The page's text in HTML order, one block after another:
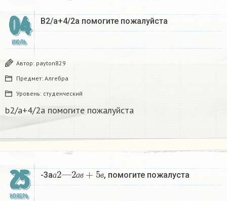
04
ИЮЛЬ
B2/a+4/2a помогите пожалуйста
Автор: payton829
Предмет: Алгебра
Уровень: студенческий
b2/a+4/2a помогите пожалуйста
25
НОЯБРЬ
-3а а ав в
а2—2ав+5в
, помогите пожалуста